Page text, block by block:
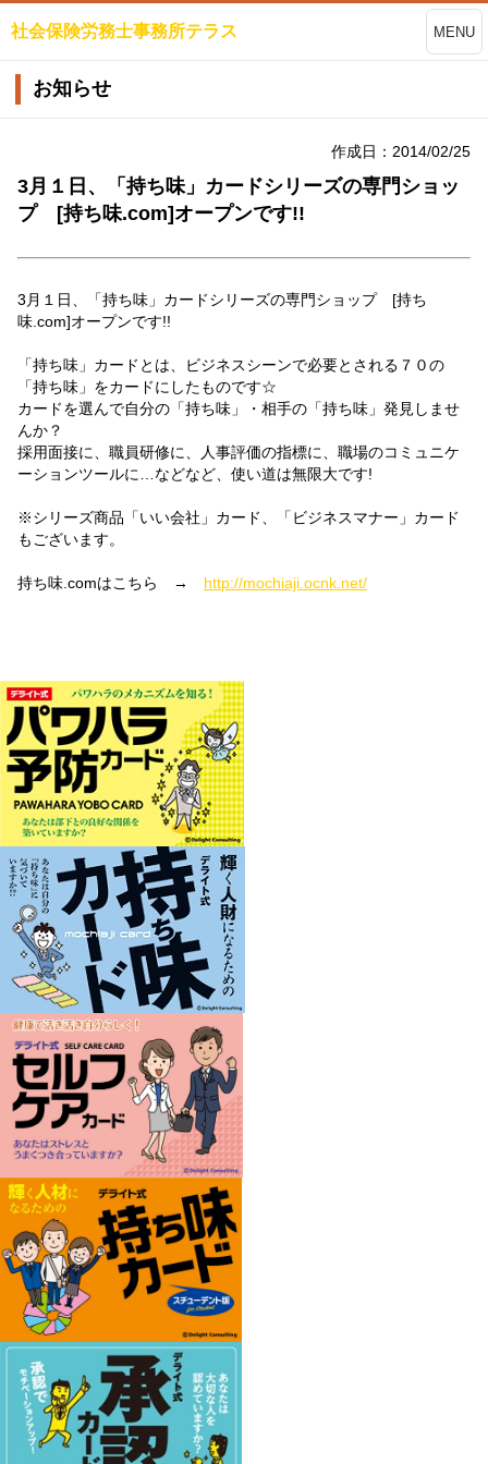
社会保険労務士事務所テラス MENU
お知らせ
作成日：2014/02/25
3月１日、「持ち味」カードシリーズの専門ショッ
プ [持ち味.com]オープンです!!
3月１日、「持ち味」カードシリーズの専門ショップ [持ち
味.com]オープンです!!
「持ち味」カードとは、ビジネスシーンで必要とされる７０の
「持ち味」をカードにしたものです☆
カードを選んで自分の「持ち味」・相手の「持ち味」発見しませ
んか？
採用面接に、職員研修に、人事評価の指標に、職場のコミュニケ
ーションツールに…などなど、使い道は無限大です!
※シリーズ商品「いい会社」カード、「ビジネスマナー」カード
もございます。
持ち味.comはこちら → http://mochiaji.ocnk.net/